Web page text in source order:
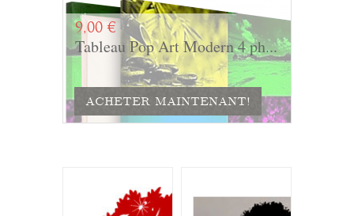
9,00 €
Tableau Pop Art Modern 4 ph...
ACHETER MAINTENANT!